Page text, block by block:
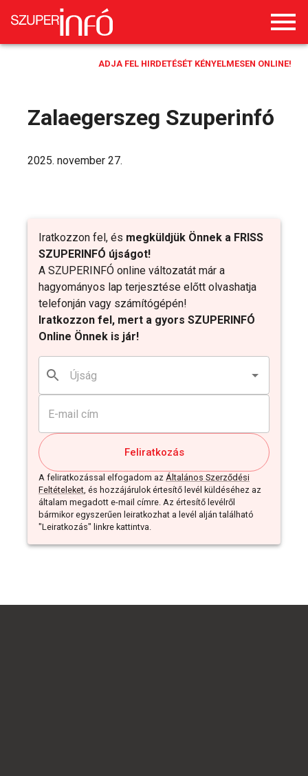
ADJA FEL HIRDETÉSÉT KÉNYELMESEN ONLINE!
Zalaegerszeg Szuperinfó
Iratkozzon fel, és megküldjük Önnek a FRISS
SZUPERINFÓ újságot!
A SZUPERINFÓ online változatát már a
hagyományos lap terjesztése előtt olvashatja
telefonján vagy számítógépén!
Iratkozzon fel, mert a gyors SZUPERINFÓ
Online Önnek is jár!
Feliratkozás
A feliratkozással elfogadom az Általános Szerződési
Feltételeket, és hozzájárulok értesítő levél küldéséhez az
általam megadott e-mail címre. Az értesítő levélről
bármikor egyszerűen leiratkozhat a levél alján található
"Leiratkozás" linkre kattintva.
2025. november 27.